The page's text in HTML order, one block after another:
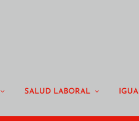
SALUD LABORAL